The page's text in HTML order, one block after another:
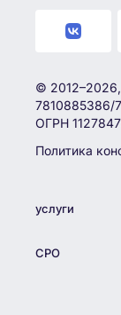
©
7810885386/
ОГРН
Политика
услуги
СРО